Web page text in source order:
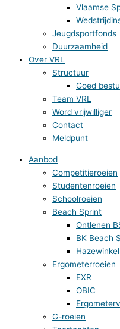
Vlaamse
Jeugdsportfonds
Duurzaamheid
Over VRL
Structuur
Goed
Team VRL
Word vrijwilliger
Contact
Meldpunt
Aanbod
Competitieroeien
Studentenroeien
Schoolroeien
Beach Sprint
Ontlenen
BK Beach
Ergometerroeien
EXR
OBIC
G-roeien